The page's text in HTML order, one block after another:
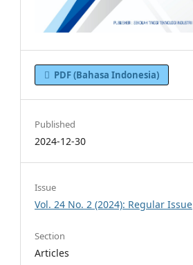
PDF (Bahasa Indonesia)
Published
2024-12-30
Issue
Vol. 24 No. 2 (2024): Regular Issue
Section
Articles